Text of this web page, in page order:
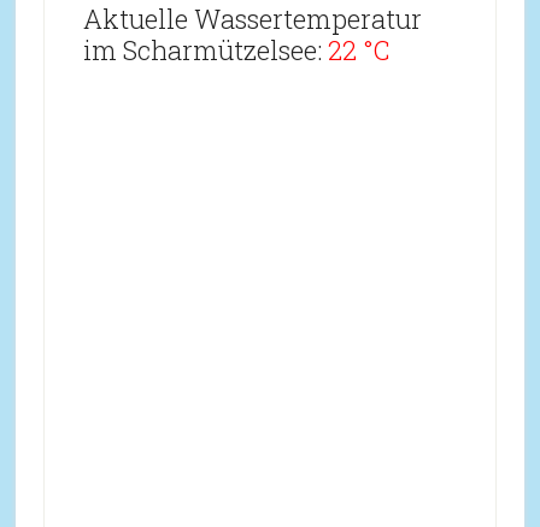
Aktuelle Wassertemperatur
im Scharmützelsee: 22 °C